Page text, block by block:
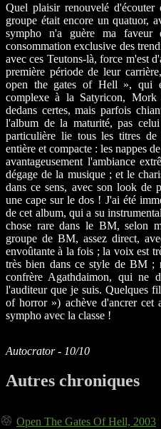
Quel plaisir renouvelé
groupe était encore un quatuor,
sympho n'a guère ma
consommation exclusive des
avec ces Teutons-là, force m'est
première période de leur
open the gates of Hell », qui
complexe à la Satyricon,
dedans certes, mais parfois
l'album de la maturité, pas
particulière lie tous les titres
entière et compacte : les nappes
avantageusement l'ambiance
dégage de la musique ; et le
dans ce sens, avec son look de
une cape sur le dos ! J'ai été
de cet album, qui a su
chose rare dans le BM, selon
groupe de BM, assez direct,
envoûtante à la fois ; la voix est
très bien dans ce style de BM ;
confrère Agathdaimon, qui ne
l'auditeur que je suis. Quelques
of horror ») achève d'ancrer cet
sympho avec la classe !
Autocrator - 10/10
Autres chroniques
Open The Gates Of Hell, 2003